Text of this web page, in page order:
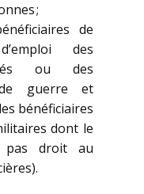
;
de
des
ou des
guerre et
bénéficiaires
dont le
pas droit au